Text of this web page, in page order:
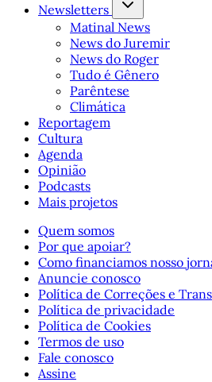
Newsletters
Matinal News
News do Juremir
News do Roger
Tudo é Gênero
Parêntese
Climática
Reportagem
Cultura
Agenda
Opinião
Podcasts
Mais projetos
Quem somos
Por que apoiar?
Como financiamos nosso
Anuncie conosco
Política de Correções e
Política de privacidade
Política de Cookies
Termos de uso
Fale conosco
Assine